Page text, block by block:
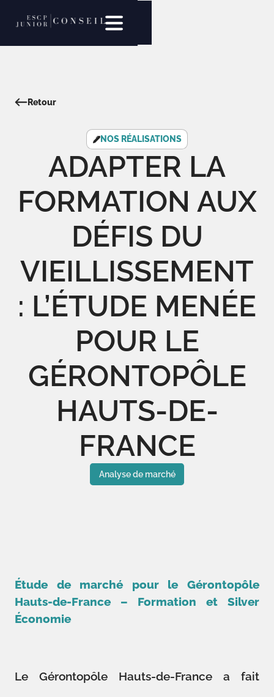
Retour
NOS RÉALISATIONS
ADAPTER LA
FORMATION AUX
DÉFIS DU
VIEILLISSEMENT
: L’ÉTUDE MENÉE
POUR LE
GÉRONTOPÔLE
HAUTS-DE-
FRANCE
Analyse de marché
Étude de marché pour le Gérontopôle
Hauts-de-France – Formation et Silver
Économie
Le Gérontopôle Hauts-de-France a fait